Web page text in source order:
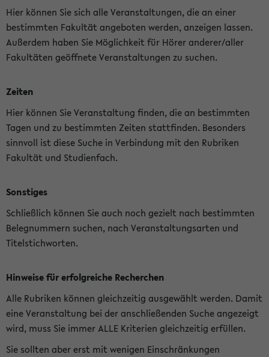
Hier können Sie sich alle Veranstaltungen, die an einer
bestimmten Fakultät angeboten werden, anzeigen lassen.
Außerdem haben Sie Möglichkeit für Hörer anderer/aller
Fakultäten geöffnete Veranstaltungen zu suchen.
Zeiten
Hier können Sie Veranstaltung finden, die an bestimmten
Tagen und zu bestimmten Zeiten stattfinden. Besonders
sinnvoll ist diese Suche in Verbindung mit den Rubriken
Fakultät und Studienfach.
Sonstiges
Schließlich können Sie auch noch gezielt nach bestimmten
Belegnummern suchen, nach Veranstaltungsarten und
Titelstichworten.
Hinweise für erfolgreiche Recherchen
Alle Rubriken können gleichzeitig ausgewählt werden. Damit
eine Veranstaltung bei der anschließenden Suche angezeigt
wird, muss Sie immer ALLE Kriterien gleichzeitig erfüllen.
Sie sollten aber erst mit wenigen Einschränkungen